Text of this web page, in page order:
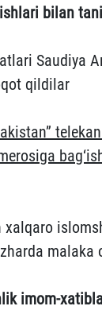
bilan
Saudiya
qildilar
xalqaro
malaka
imom-